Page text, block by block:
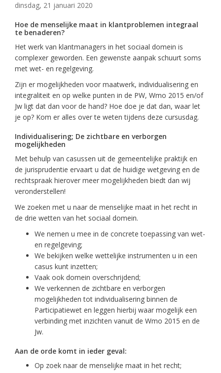
dinsdag, 21 januari 2020
Hoe de menselijke maat in klantproblemen integraal
te benaderen?
Het werk van klantmanagers in het sociaal domein is
complexer geworden. Een gewenste aanpak schuurt soms
met wet- en regelgeving.
Zijn er mogelijkheden voor maatwerk, individualisering en
integraliteit en op welke punten in de PW, Wmo 2015 en/of
Jw ligt dat dan voor de hand? Hoe doe je dat dan, waar let
je op? Kom er alles over te weten tijdens deze cursusdag.
Individualisering; De zichtbare en verborgen
mogelijkheden
Met behulp van casussen uit de gemeentelijke praktijk en
de jurisprudentie ervaart u dat de huidige wetgeving en de
rechtspraak hierover meer mogelijkheden biedt dan wij
veronderstellen!
We zoeken met u naar de menselijke maat in het recht in
de drie wetten van het sociaal domein.
We nemen u mee in de concrete toepassing van wet-
en regelgeving;
We bekijken welke wettelijke instrumenten u in een
casus kunt inzetten;
Vaak ook domein overschrijdend;
We verkennen de zichtbare en verborgen
mogelijkheden tot individualisering binnen de
Participatiewet en leggen hierbij waar mogelijk een
verbinding met inzichten vanuit de Wmo 2015 en de
Jw.
Aan de orde komt in ieder geval:
Op zoek naar de menselijke maat in het recht;